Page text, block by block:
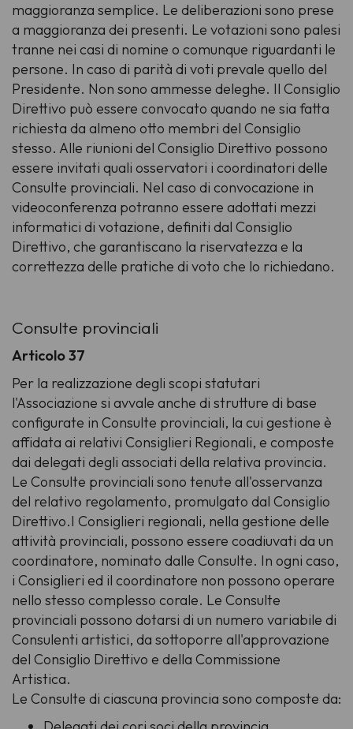
maggioranza semplice. Le deliberazioni sono prese
a maggioranza dei presenti. Le votazioni sono palesi
tranne nei casi di nomine o comunque riguardanti le
persone. In caso di parità di voti prevale quello del
Presidente. Non sono ammesse deleghe. Il Consiglio
Direttivo può essere convocato quando ne sia fatta
richiesta da almeno otto membri del Consiglio
stesso. Alle riunioni del Consiglio Direttivo possono
essere invitati quali osservatori i coordinatori delle
Consulte provinciali. Nel caso di convocazione in
videoconferenza potranno essere adottati mezzi
informatici di votazione, definiti dal Consiglio
Direttivo, che garantiscano la riservatezza e la
correttezza delle pratiche di voto che lo richiedano.
Consulte provinciali
Articolo 37
Per la realizzazione degli scopi statutari
l'Associazione si avvale anche di strutture di base
configurate in Consulte provinciali, la cui gestione è
affidata ai relativi Consiglieri Regionali, e composte
dai delegati degli associati della relativa provincia.
Le Consulte provinciali sono tenute all'osservanza
del relativo regolamento, promulgato dal Consiglio
Direttivo.I Consiglieri regionali, nella gestione delle
attività provinciali, possono essere coadiuvati da un
coordinatore, nominato dalle Consulte. In ogni caso,
i Consiglieri ed il coordinatore non possono operare
nello stesso complesso corale. Le Consulte
provinciali possono dotarsi di un numero variabile di
Consulenti artistici, da sottoporre all'approvazione
del Consiglio Direttivo e della Commissione
Artistica.
Le Consulte di ciascuna provincia sono composte da: